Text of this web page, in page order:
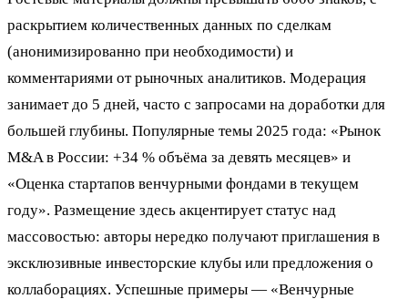
раскрытием количественных данных по сделкам
(анонимизированно при необходимости) и
комментариями от рыночных аналитиков. Модерация
занимает до 5 дней, часто с запросами на доработки для
большей глубины. Популярные темы 2025 года: «Рынок
M&A в России: +34 % объёма за девять месяцев» и
«Оценка стартапов венчурными фондами в текущем
году». Размещение здесь акцентирует статус над
массовостью: авторы нередко получают приглашения в
эксклюзивные инвесторские клубы или предложения о
коллаборациях. Успешные примеры — «Венчурные